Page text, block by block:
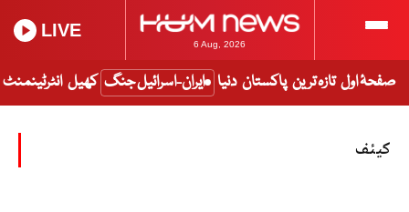
6 Aug, 2026
LIVE
صفحۂ اول تازہ ترین پاکستان دنیا ایران-اسرائیل جنگ کھیل انٹرٹینمنٹ
کیئف